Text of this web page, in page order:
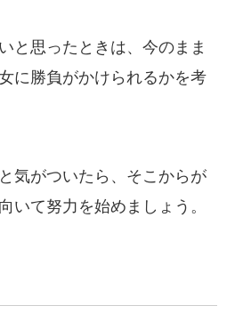
と思ったときは、今のまま
に勝負がかけられるかを考
気がついたら、そこからが
いて努力を始めましょう。